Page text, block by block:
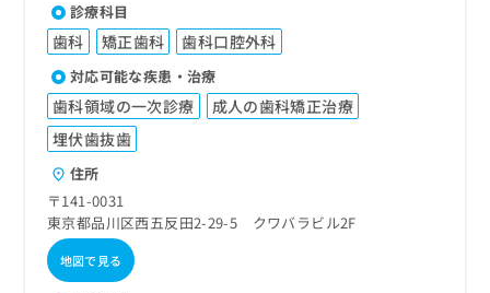
診療科目
歯科 矯正歯科 歯科口腔外科
対応可能な疾患・治療
歯科領域の一次診療
成人の歯科矯正治療
埋伏歯抜歯
住所
〒141-0031
東京都品川区西五反田2-29-5 クワバラビル2F
地図で見る